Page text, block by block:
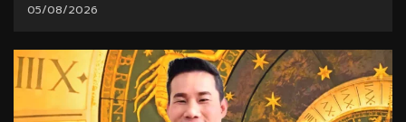
05/08/2026